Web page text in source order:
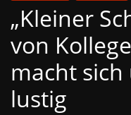
„Kleiner
von
macht sich
lustig